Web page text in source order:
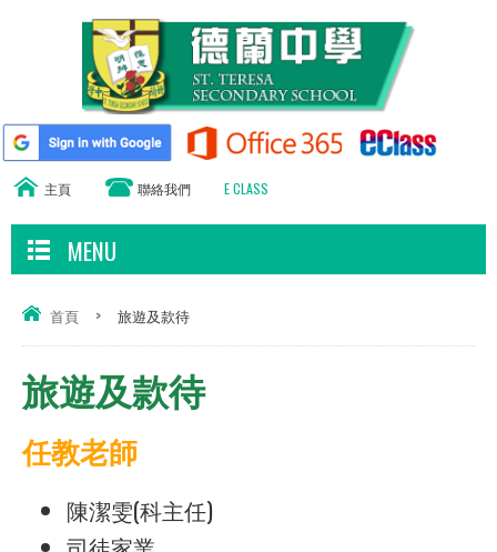
主頁 聯絡我們 E CLASS
MENU
首頁 > 旅遊及款待
旅遊及款待
任教老師
陳潔雯(科主任)